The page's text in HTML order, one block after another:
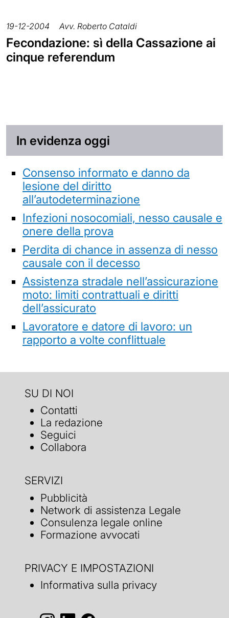
19-12-2004 Avv. Roberto Cataldi
Fecondazione: sì della Cassazione ai
cinque referendum
In evidenza oggi
Consenso informato e danno da
lesione del diritto
all’autodeterminazione
Infezioni nosocomiali, nesso causale e
onere della prova
Perdita di chance in assenza di nesso
causale con il decesso
Assistenza stradale nell’assicurazione
moto: limiti contrattuali e diritti
dell’assicurato
Lavoratore e datore di lavoro: un
rapporto a volte conflittuale
SU DI NOI
Contatti
La redazione
Seguici
Collabora
SERVIZI
Pubblicità
Network di assistenza Legale
Consulenza legale online
Formazione avvocati
PRIVACY E IMPOSTAZIONI
Informativa sulla privacy